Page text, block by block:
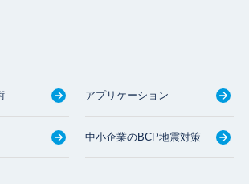
アプリケーション
中小企業のBCP地震対策